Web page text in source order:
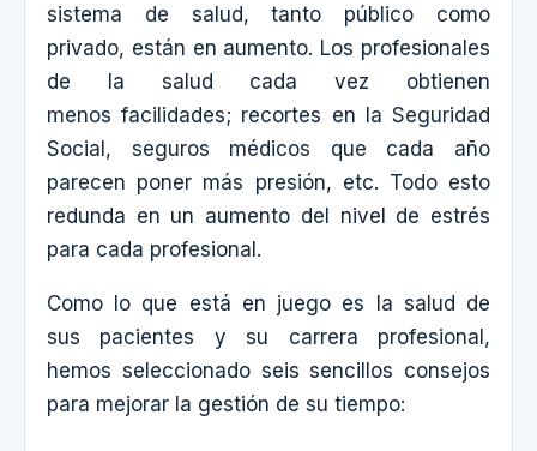
sistema de salud, tanto público como
privado, están en aumento. Los profesionales
de la salud cada vez obtienen
menos facilidades; recortes en la Seguridad
Social, seguros médicos que cada año
parecen poner más presión, etc. Todo esto
redunda en un aumento del nivel de estrés
para cada profesional.
Como lo que está en juego es la salud de
sus pacientes y su carrera profesional,
hemos seleccionado seis sencillos consejos
para mejorar la gestión de su tiempo: